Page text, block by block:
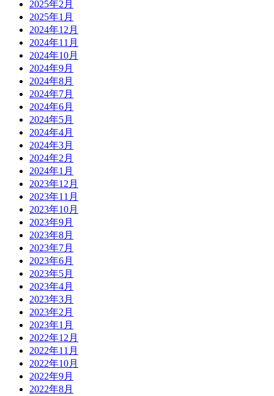
2025年2月
2025年1月
2024年12月
2024年11月
2024年10月
2024年9月
2024年8月
2024年7月
2024年6月
2024年5月
2024年4月
2024年3月
2024年2月
2024年1月
2023年12月
2023年11月
2023年10月
2023年9月
2023年8月
2023年7月
2023年6月
2023年5月
2023年4月
2023年3月
2023年2月
2023年1月
2022年12月
2022年11月
2022年10月
2022年9月
2022年8月